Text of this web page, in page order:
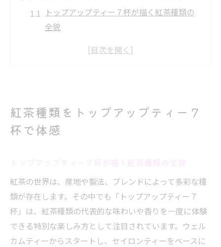
トップアップティー７杯が描く紅茶種類の
全貌
紅茶種類とトップアップティー７杯の味わ
知る
人気の紅茶種類を７杯で飲み比べる方法
紅茶種類とアールグレイの違いを７杯で学
ぶ
高級紅茶種類も７杯で味と香りを比較
紅茶種類の甘い香りを７杯で楽しむ秘訣
紅茶種類をトップアップティー７
杯で体感
紅茶の世界は、産地や製法、ブレンドによって多彩な種
類が存在します。その中でも「トップアップティー７
杯」は、紅茶種類の代表的な味わいや香りを一度に体験
できる特別な楽しみ方として注目されています。ウェル
カムティーからスタートし、セイロンティーをベースに